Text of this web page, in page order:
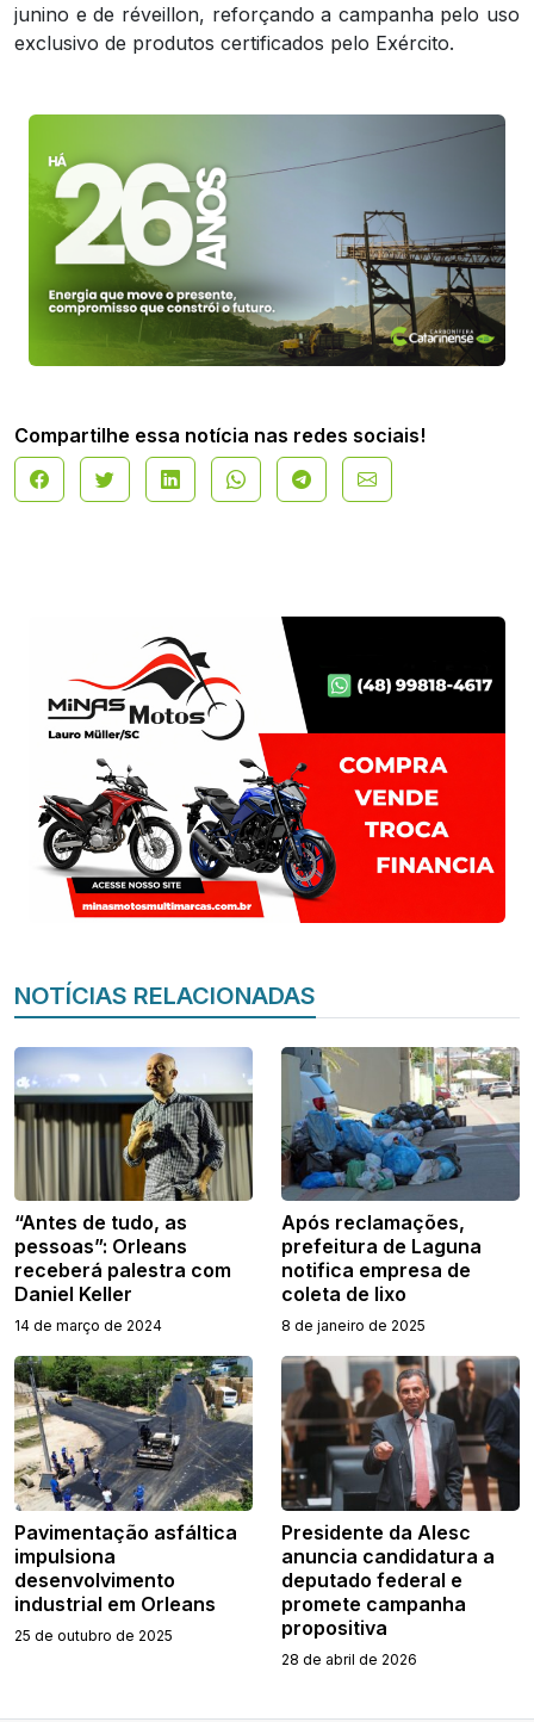
junino e de réveillon, reforçando a campanha pelo uso
exclusivo de produtos certificados pelo Exército.
Compartilhe essa notícia nas redes sociais!
NOTÍCIAS RELACIONADAS
“Antes de tudo, as
pessoas”: Orleans
receberá palestra com
Daniel Keller
14 de março de 2024
Após reclamações,
prefeitura de Laguna
notifica empresa de
coleta de lixo
8 de janeiro de 2025
Pavimentação asfáltica
impulsiona
desenvolvimento
industrial em Orleans
25 de outubro de 2025
Presidente da Alesc
anuncia candidatura a
deputado federal e
promete campanha
propositiva
28 de abril de 2026